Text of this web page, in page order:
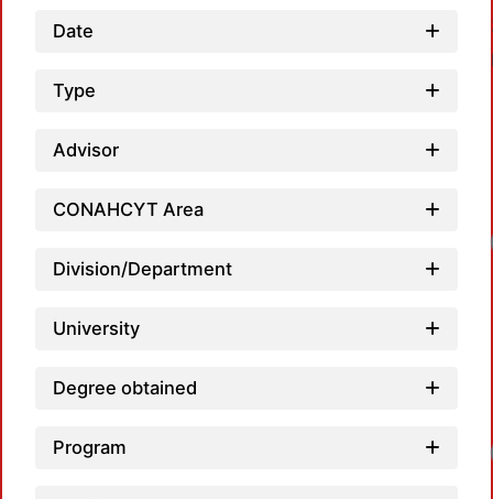
Date
Type
Advisor
CONAHCYT Area
Division/Department
University
Degree obtained
Program